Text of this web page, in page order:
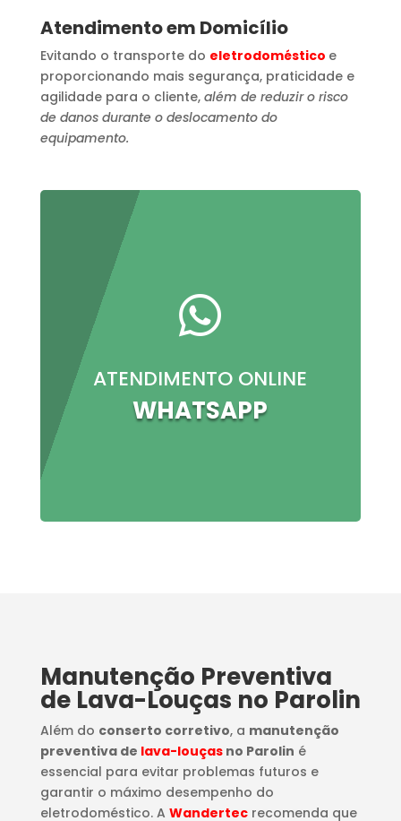
Atendimento em Domicílio
Evitando o transporte do eletrodoméstico e
proporcionando mais segurança, praticidade e
agilidade para o cliente, além de reduzir o risco
de danos durante o deslocamento do
equipamento.

ATENDIMENTO ONLINE
WHATSAPP
Manutenção Preventiva
de Lava-Louças no Parolin
Além do conserto corretivo, a manutenção
preventiva de lava-louçasno Parolin é
essencial para evitar problemas futuros e
garantir o máximo desempenho do
eletrodoméstico. A Wandertec recomenda que